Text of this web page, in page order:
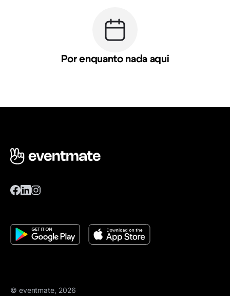
Por enquanto nada aqui
© eventmate, 2026